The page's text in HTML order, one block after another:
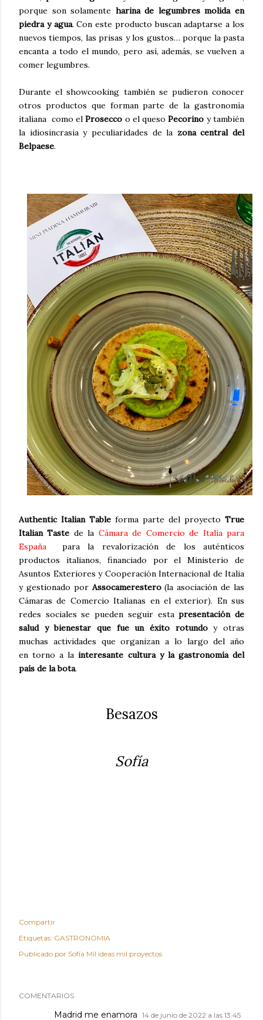
porque son solamente harina de legumbres molida en
piedra y agua. Con este producto buscan adaptarse a los
nuevos tiempos, las prisas y los gustos… porque la pasta
encanta a todo el mundo, pero así, además, se vuelven a
comer legumbres.
Durante el showcooking también se pudieron conocer
otros productos que forman parte de la gastronomía
italiana como elProsecco o el quesoPecorino y también
la idiosincrasia y peculiaridades de la zona central del
Belpaese.
Authentic Italian Table forma parte del proyecto True
Italian Taste de la Cámara de Comercio de Italia para
España para la revalorización de los auténticos
productos italianos, financiado por el Ministerio de
Asuntos Exteriores y Cooperación Internacional de Italia
y gestionado por Assocamerestero(la asociación de las
Cámaras de Comercio Italianas en el exterior). En sus
redes sociales se pueden seguir estapresentación de
salud y bienestar que fue un éxito rotundoy otras
muchas actividades que organizan a lo largo del año
entorno a lainteresante cultura y la gastronomía del
país de la bota.
Besazos
Sofía
Compartir
Etiquetas: GASTRONOMIA
Publicado por Sofía Mil ideas mil proyectos
COMENTARIOS
Madrid me enamora 14 de junio de 2022 a las 13:45